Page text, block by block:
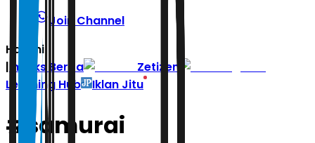
Join Channel
Hari ini
|Indeks Berita
Zetizen
Learning Hub
Iklan Jitu
# samurai